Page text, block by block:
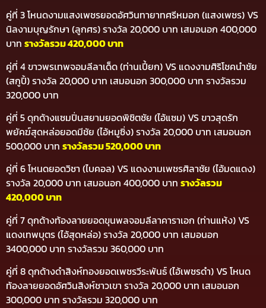
คู่ที่ 3 โหนดงามแสงเพชรยอดอัศวินทายาทศรีหมอก (แสงเพชร) VS
นิลงามบุญรักษา (ลูกศร) รางวัล 20,000 บาท เสมอนอก 400,000
บาท รางวัลรวม 420,000 บาท
คู่ที่ 4 ขาวพรเทพจอมลีลาเด็ด (ท่านเปี้ยก) VS แดงงามศิริโชคนำชัย
(สกูปิ้) รางวัล 20,000 บาท เสมอนอก 300,000 บาท รางวัลรวม
320,000 บาท
คู่ที่ 5 ดุกด้างแซมปิ่นสยามยอดพิชิตชัย (ไอ้แซม) VS ขาวสุดรัก
พยัคฆ์สุดหล่อยอดมีชัย (ไอ้หมูซิ่ง) รางวัล 20,000 บาท เสมอนอก
500,000 บาท รางวัลรวม 520,000 บาท
คู่ที่ 6 โหนดยอดวิชา (ไบคอล) VS แดงงามเพชรศิลาชัย (ไอ้มดแดง)
รางวัล 20,000 บาท เสมอนอก 400,000 บาท รางวัลรวม
420,000 บาท
คู่ที่ 7 ดุกด้างท้องลายยอดขุนพลจอมลีลาคาราเอก (ท่านแห้ง) VS
แดงเทพบุตร (ไอ้สุดหล่อ) รางวัล 20,000 บาท เสมอนอก
3400,000 บาท รางวัลรวม 360,000 บาท
คู่ที่ 8 ดุกด้างดำสิงห์ทองยอดเพชรวีระพันธ์ (ไอ้เพชรดำ) VS โหนด
ท้องลายยอดอัศวินสิงห์ชาวเขา รางวัล 20,000 บาท เสมอนอก
300,000 บาท รางวัลรวม 320,000 บาท